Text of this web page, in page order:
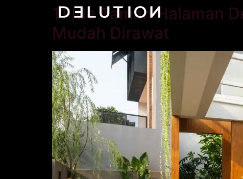
11 Ide Taman Halaman
Mudah Dirawat